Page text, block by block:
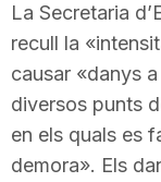
r
r
La Secretaria
recull la
causar «danys
diversos punts
en els quals es
demora». Els